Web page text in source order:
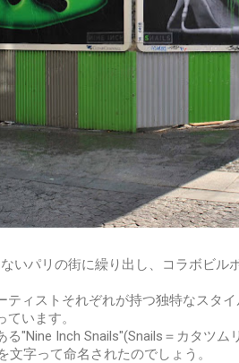
いパリの街に繰り出し、コラボビル
ティストそれぞれが持つ独特なスタ
います。
る"Nine Inch Snails"(Snails＝カタツ
文字って命名されたのでしょう。